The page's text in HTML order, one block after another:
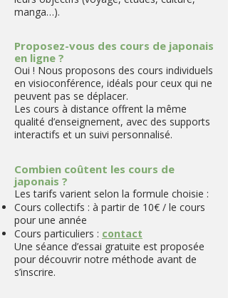
manga…).
Proposez-vous des cours de japonais
en ligne ?
Oui ! Nous proposons des cours individuels
en visioconférence, idéals pour ceux qui ne
peuvent pas se déplacer.
Les cours à distance offrent la même
qualité d’enseignement, avec des supports
interactifs et un suivi personnalisé.
Combien coûtent les cours de
japonais ?
Les tarifs varient selon la formule choisie :
Cours collectifs : à partir de 10€ / le cours
pour une année
Cours particuliers : contact
Une séance d’essai gratuite est proposée
pour découvrir notre méthode avant de
s’inscrire.